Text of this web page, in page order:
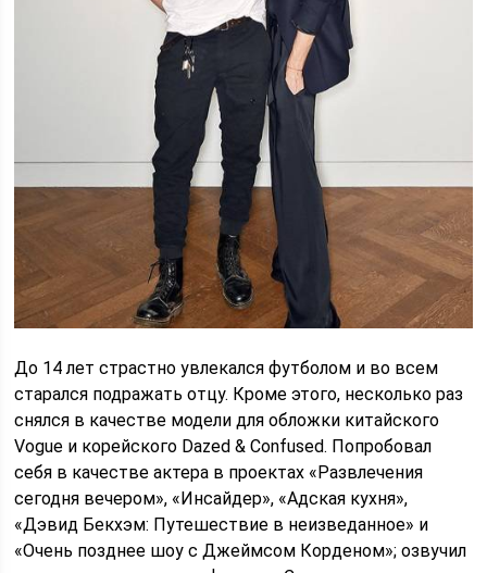
До 14 лет страстно увлекался футболом и во всем
старался подражать отцу. Кроме этого, несколько раз
снялся в качестве модели для обложки китайского
Vogue и корейского Dazed & Confused. Попробовал
себя в качестве актера в проектах «Развлечения
сегодня вечером», «Инсайдер», «Адская кухня»,
«Дэвид Бекхэм: Путешествие в неизведанное» и
«Очень позднее шоу с Джеймсом Корденом»; озвучил